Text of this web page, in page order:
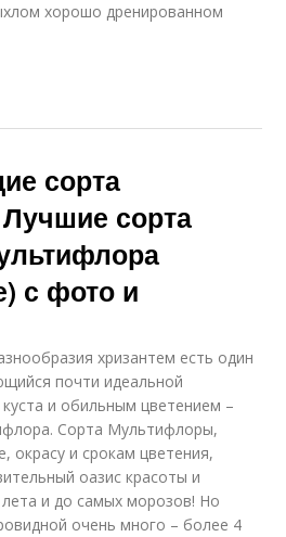
хорошо дренированном
сорта
сорта
с фото и
хризантем есть один
почти идеальной
и обильным цветением –
Сорта Мультифлоры,
окрасу и срокам цветения,
оазис красоты и
лета и до самых морозов! Но
очень много – более 4